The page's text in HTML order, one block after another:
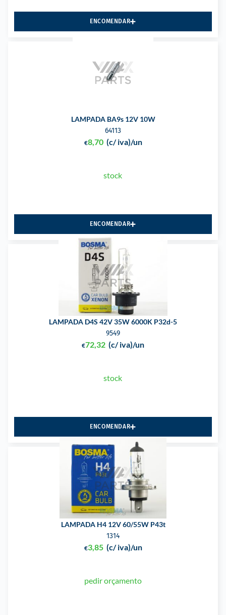
ENCOMENDAR
LAMPADA BA9s 12V 10W
64113
€8,70 (c/ iva)/un
stock
ENCOMENDAR
LAMPADA D4S 42V 35W 6000K P32d-5
9549
€72,32 (c/ iva)/un
stock
ENCOMENDAR
LAMPADA H4 12V 60/55W P43t
1314
€3,85 (c/ iva)/un
pedir orçamento